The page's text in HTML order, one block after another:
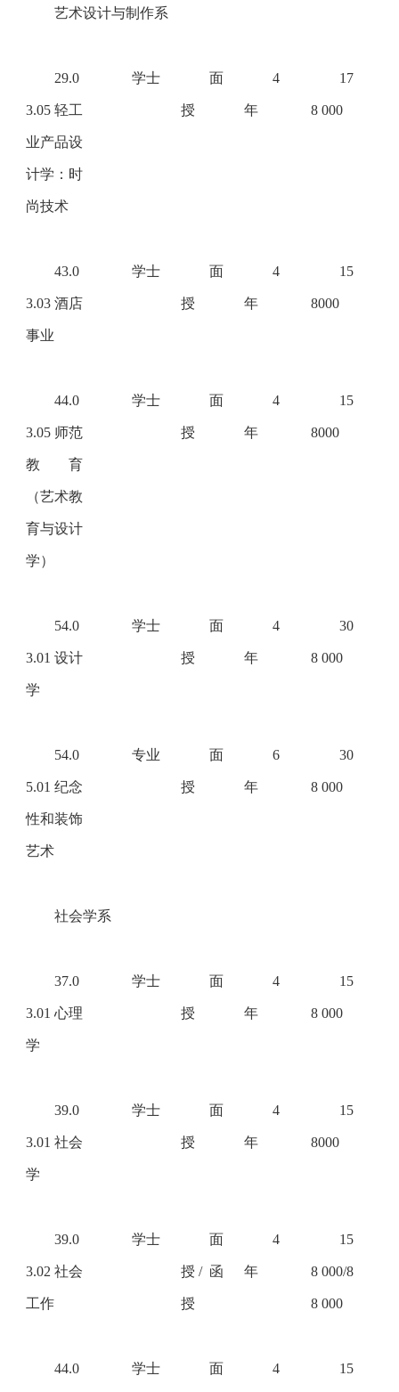
艺术设计与制作系
29.0
3.05 轻工
业产品设
计学：时
尚技术
学士 面
授
4
年
17
8 000
43.0
3.03 酒店
事业
学士 面
授
4
年
15
8000
44.0
3.05 师范
教育
（艺术教
育与设计
学）
学士 面
授
4
年
15
8000
54.0
3.01 设计
学
学士 面
授
4
年
30
8 000
54.0
5.01 纪念
性和装饰
艺术
专业 面
授
6
年
30
8 000
社会学系
37.0
3.01 心理
学
学士 面
授
4
年
15
8 000
39.0
3.01 社会
学
学士 面
授
4
年
15
8000
39.0
3.02 社会
工作
学士 面
授 / 函
授
4
年
15
8 000/8
8 000
44.0 学士 面 4 15